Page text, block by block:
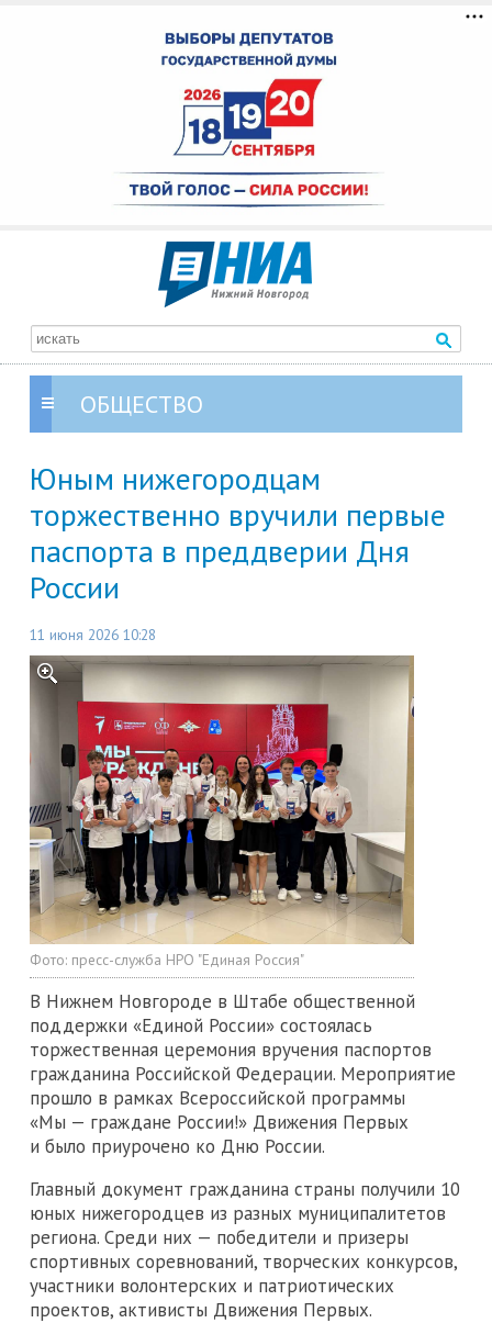
ОБЩЕСТВО
Юным нижегородцам
торжественно вручили первые
паспорта в преддверии Дня
России
11 июня 2026 10:28
Фото: пресс-служба НРО "Единая Россия"
В Нижнем Новгороде в Штабе общественной
поддержки «Единой России» состоялась
торжественная церемония вручения паспортов
гражданина Российской Федерации. Мероприятие
прошло в рамках Всероссийской программы
«Мы — граждане России!» Движения Первых
и было приурочено ко Дню России.
Главный документ гражданина страны получили 10
юных нижегородцев из разных муниципалитетов
региона. Среди них — победители и призеры
спортивных соревнований, творческих конкурсов,
участники волонтерских и патриотических
проектов, активисты Движения Первых.